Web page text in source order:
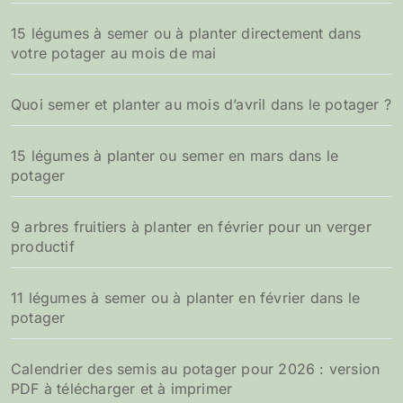
15 légumes à semer ou à planter directement dans
votre potager au mois de mai
Quoi semer et planter au mois d’avril dans le potager ?
15 légumes à planter ou semer en mars dans le
potager
9 arbres fruitiers à planter en février pour un verger
productif
11 légumes à semer ou à planter en février dans le
potager
Calendrier des semis au potager pour 2026 : version
PDF à télécharger et à imprimer